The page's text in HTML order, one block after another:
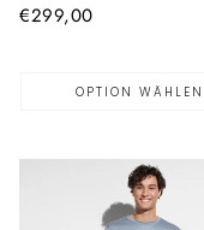
Normaler
€299,00
OPTION WÄHLEN